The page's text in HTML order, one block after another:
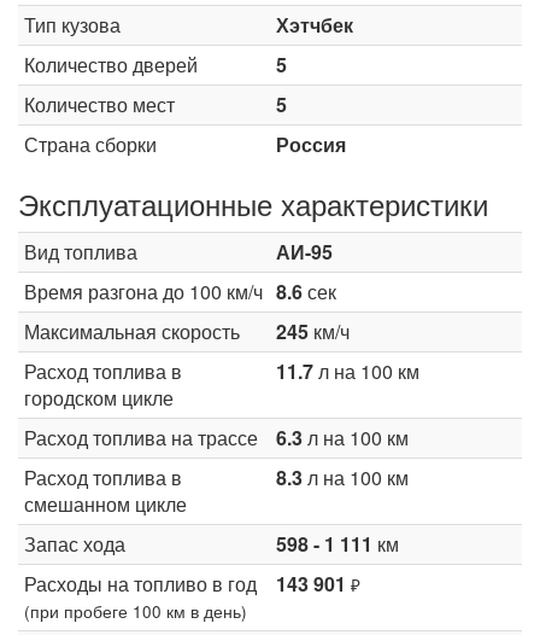
Тип кузова
Хэтчбек
Количество дверей
5
Количество мест
5
Страна сборки
Россия
Эксплуатационные характеристики
Вид топлива
АИ-95
Время разгона до 100 км/ч 8.6сек
Максимальная скорость
245 км/ч
Расход топлива в
городском цикле
11.7л на 100 км
Расход топлива на трассе 6.3л на 100 км
Расход топлива в
смешанном цикле
8.3л на 100 км
Запас хода 598 - 1 111 км
Расходы на топливо в год
(при пробеге 100 км в день)
143 901 ₽